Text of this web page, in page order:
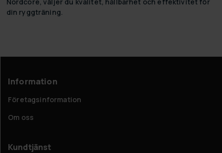
Nordcore, väljer du kvalitet, hållbarhet och effektivitet för
din ryggträning.
Information
Företagsinformation
Om oss
Kundtjänst